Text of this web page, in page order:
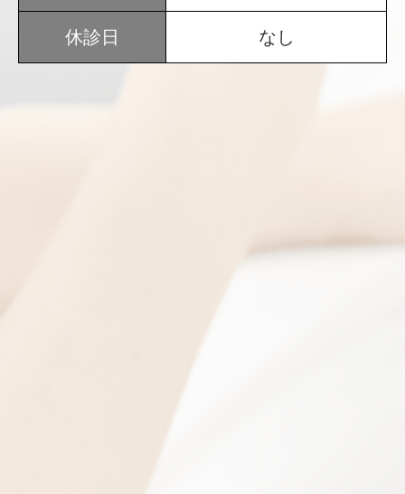
休診日 なし